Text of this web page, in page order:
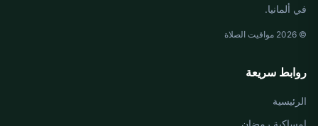
في ألمانيا.
© 2026 مواقيت الصلاة
روابط سريعة
الرئيسية
إمساكية رمضان